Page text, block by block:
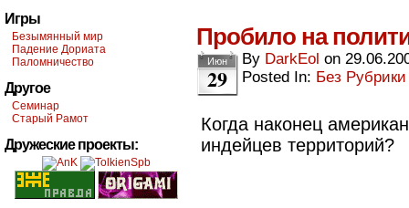
Игры
Безымянный мир
Падение Дориата
Паломничество
Другое
Семинар
Старый Рамот
Дружеские проекты:
Пробило на
Июн
29
By DarkEol on
Posted In: Без Рубрики
Когда наконец
индейцев территорий?